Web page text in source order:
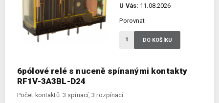
6pólové relé s nuceně spínanými kontakty
RF1V-3A3BL-D24
Počet kontaktů: 3 spínací, 3 rozpínací
U Vás: 11.08.2026
Porovnat
DO KOŠÍKU